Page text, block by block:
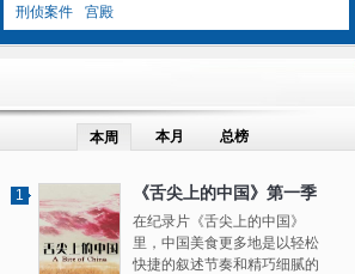
刑侦案件
宫殿
本周 本月 总榜
1 《舌尖上的中国》第一季
在纪录片《舌尖上的中国》
里，中国美食更多地是以轻松
快捷的叙述节奏和精巧细腻的